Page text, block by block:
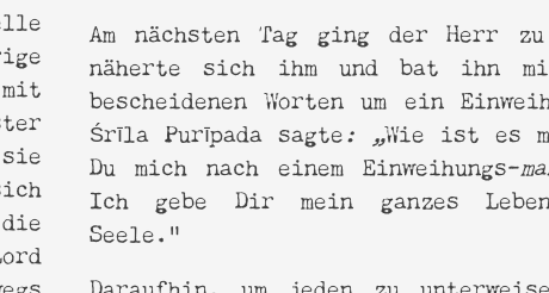
Am nächsten Tag ging der Herr
näherte sich ihm und bat ihn
bescheidenen Worten um ein
Śrīla Purīpada sagte: „Wie ist es
Du mich nach einem Einweihungs-
Ich gebe Dir mein ganzes
Seele.“
Daraufhin, um jeden zu